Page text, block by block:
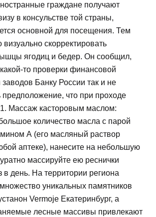
граждане получают
в консульстве той страны,
основной для посещения. Тем
скорректировать
ягодиц и бедер. Он сообщил,
то проверки финансовой
заводов Банку России так и не
предположение, что при проходе
1. Массаж касторовым маслом:
количество масла с парой
А (его масляный раствор
аптеке), нанесите на небольшую
массируйте ею реснички
в день. На территории региона
уникальных памятников
Vermoje Екатеринбург, а
лесные массивы привлекают